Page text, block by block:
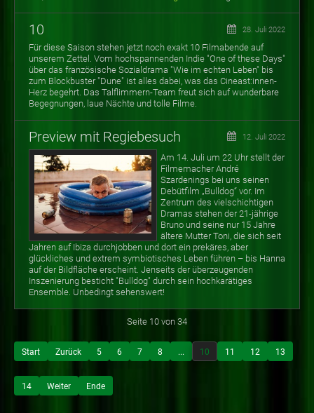
10 28. Juli 2022
Für diese Saison stehen jetzt noch exakt 10 Filmabende auf
unserem Zettel. Vom hochspannenden Indie "One of these Days"
über das französische Sozialdrama "Wie im echten Leben" bis
zum Blockbuster "Dune" ist alles dabei, was das Cineast:innen-
Herz begehrt. Das Talflimmern-Team freut sich auf wunderbare
Begegnungen, laue Nächte und tolle Filme.
Preview mit Regiebesuch 12. Juli 2022
Am 14. Juli um 22 Uhr stellt der
Filmemacher André
Szardenings bei uns seinen
Debütfilm „Bulldog“ vor. Im
Zentrum des vielschichtigen
Dramas stehen der 21-jährige
Bruno und seine nur 15 Jahre
ältere Mutter Toni, die sich seit
Jahren auf Ibiza durchjobben und dort ein prekäres, aber
glückliches und extrem symbiotisches Leben führen – bis Hanna
auf der Bildfläche erscheint. Jenseits der überzeugenden
Inszenierung besticht "Bulldog" durch sein hochkarätiges
Ensemble. Unbedingt sehenswert!
Seite 10 von 34
Start Zurück 5 6 7 8 ... 10 11 12 13
14 Weiter Ende